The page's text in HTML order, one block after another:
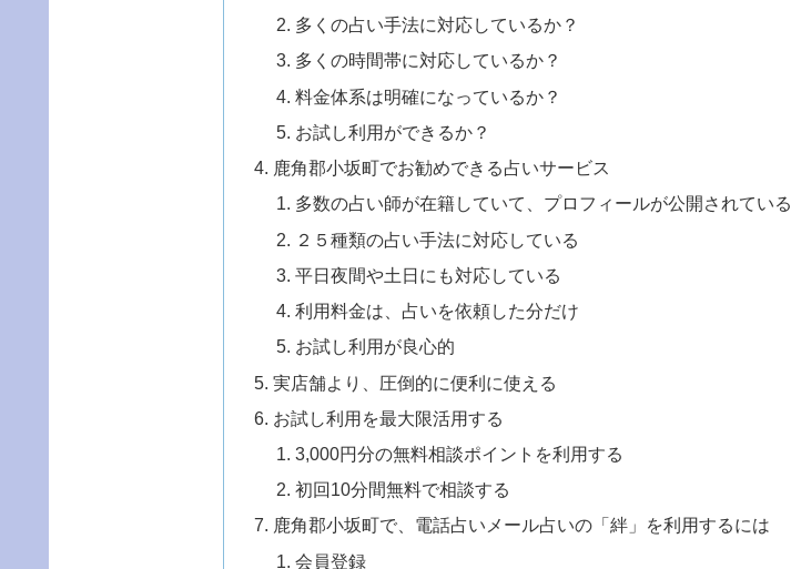
多くの占い手法に対応しているか？
多くの時間帯に対応しているか？
料金体系は明確になっているか？
お試し利用ができるか？
鹿角郡小坂町でお勧めできる占いサービス
多数の占い師が在籍していて、プロフィールが公開されている
２５種類の占い手法に対応している
平日夜間や土日にも対応している
利用料金は、占いを依頼した分だけ
お試し利用が良心的
実店舗より、圧倒的に便利に使える
お試し利用を最大限活用する
3,000円分の無料相談ポイントを利用する
初回10分間無料で相談する
鹿角郡小坂町で、電話占いメール占いの「絆」を利用するには
会員登録